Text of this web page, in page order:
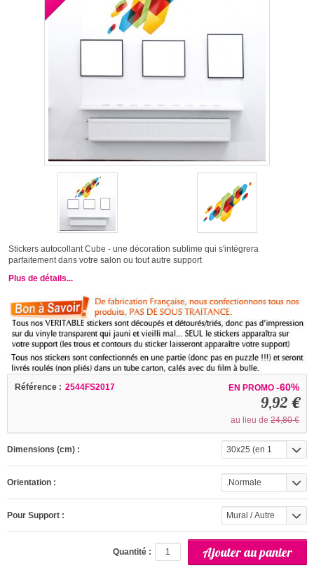
Stickers autocollant Cube - une décoration sublime qui s'intégrera
parfaitement dans votre salon ou tout autre support
Plus de détails...
EN PROMO -60%
9,92 €
au lieu de 24,80 €
Référence : 2544FS2017
Dimensions (cm) :
30x25 (en 1
partie)
Orientation :
.Normale
Pour Support :
Mural / Autre
(interieur)
Quantité :